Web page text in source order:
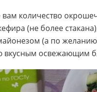
количество
(не более
(а по
вкусным освежающим